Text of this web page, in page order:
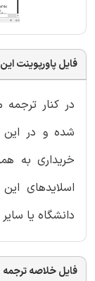
فایل پاورپوینت
در کنار ترجمه
شده و در
خریداری به
دانشگاه یا
فایل خلاصه ترجمه